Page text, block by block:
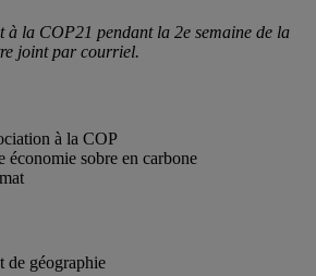
à la COP21 pendant la 2e semaine de la
joint par courriel.
à la COP
économie sobre en carbone
de géographie